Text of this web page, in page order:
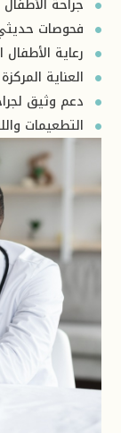
جراحة الأطفال
فحوصات
رعاية الأطفال
العناية
دعم وثيق
التطعيمات